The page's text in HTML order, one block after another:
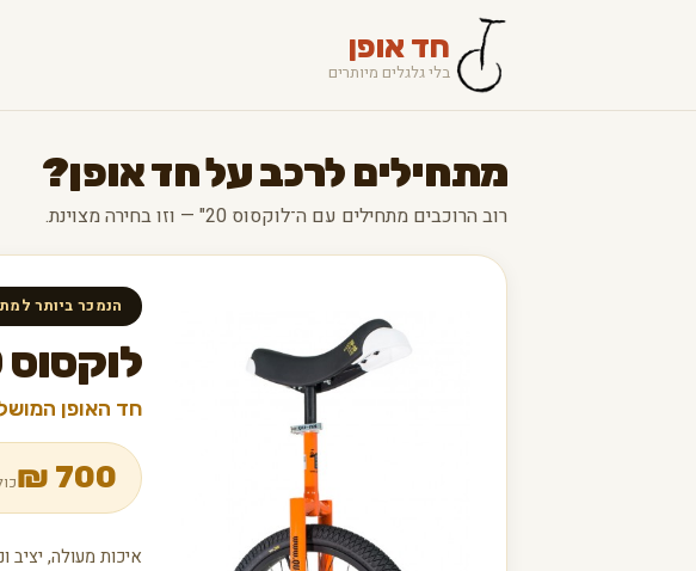
חד אופן
בלי גלגלים מיותרים
מתחילים לרכב על חד אופן?
רוב הרוכבים מתחילים עם ה־לוקסוס 20" — וזו בחירה מצוינת.
הנמכר ביותר
לוקסוס 20"
חד האופן
700
₪
איכות מעולה, יציב